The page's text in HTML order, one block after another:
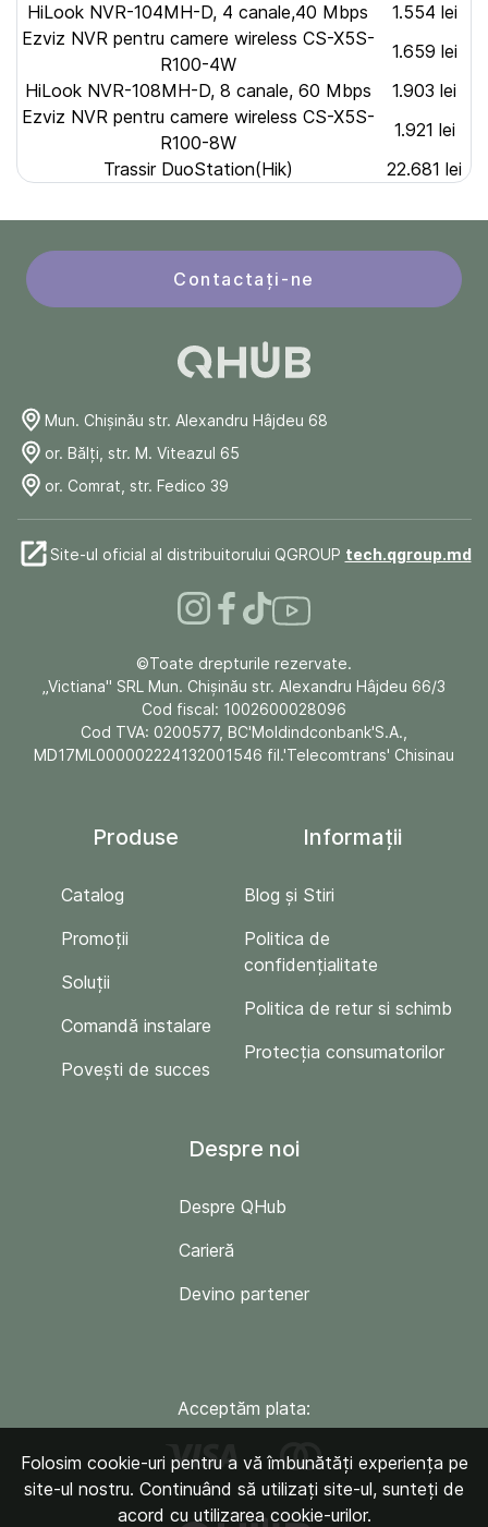
HiLook NVR-104MH-D, 4 canale,40 Mbps
1.554 lei
Ezviz NVR pentru camere wireless CS-X5S-
R100-4W
1.659 lei
HiLook NVR-108MH-D, 8 canale, 60 Mbps
1.903 lei
Ezviz NVR pentru camere wireless CS-X5S-
R100-8W
1.921 lei
Trassir DuoStation(Hik)
22.681 lei
Contactați-ne
Mun. Chişinău str. Alexandru Hâjdeu 68
or. Bălți, str. M. Viteazul 65
or. Comrat, str. Fedico 39
Site-ul oficial al distribuitorului QGROUP tech.qgroup.md
©Toate drepturile rezervate.
„Victiana" SRL Mun. Chişinău str. Alexandru Hâjdeu 66/3
Cod fiscal: 1002600028096
Cod TVA: 0200577, BC'Moldindconbank'S.A.,
MD17ML000002224132001546 fil.'Telecomtrans' Chisinau
Produse
Catalog
Promoții
Soluții
Comandă instalare
Povești de succes
Informații
Blog și Stiri
Politica de
confidențialitate
Politica de retur si schimb
Protecția consumatorilor
Despre noi
Despre QHub
Carieră
Devino partener
Acceptăm plata:
Folosim cookie-uri pentru a vă îmbunătăți experiența pe
site-ul nostru. Continuând să utilizați site-ul, sunteți de
acord cu utilizarea cookie-urilor.